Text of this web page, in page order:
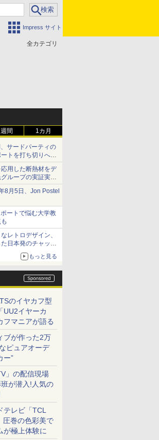
Impress サイト
全カテゴリ
間 1カ月
サードパーティの
ートを打ち切りへ
用した断熱材をデ
ループの実証実験
熱パネル TIVIP」
8月5日、Jon Postel
ートで悩む大学教
も
レトロデザイン、
日本発のチャット
もっと見る
のイヤカフ型
UU2イヤーカ
フマニアが語る
ブが作った2万
ピュアオーデ
ー”
」の配信現場
班が潜入!人気の
テレビ「TCL
圧巻の色彩美で
が極上体験に